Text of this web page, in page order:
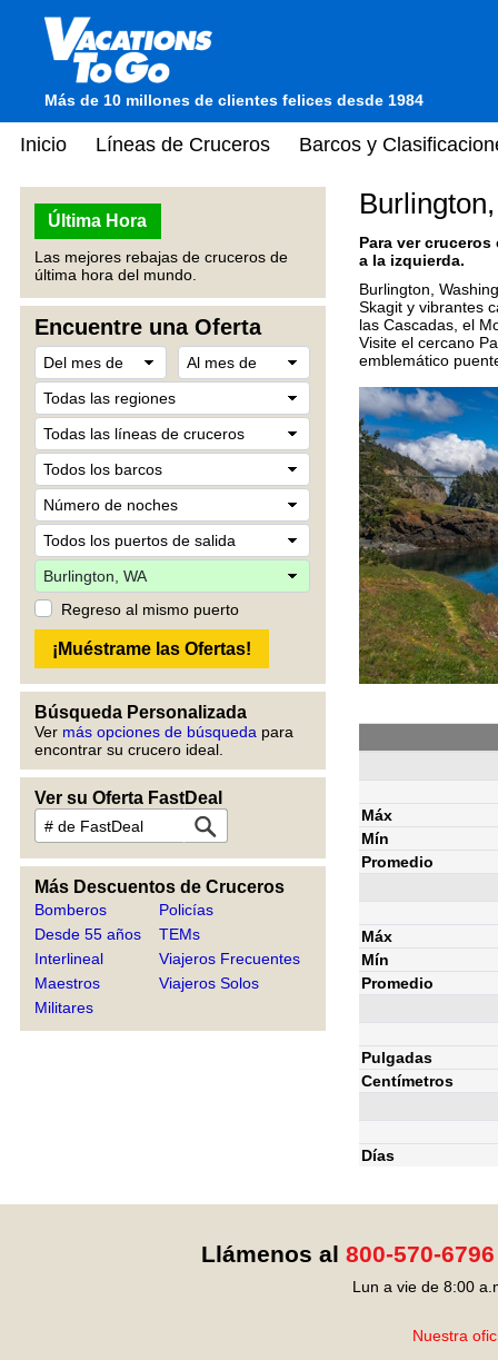
Más de 10 millones de clientes felices desde 1984
Inicio Líneas de Cruceros Barcos y
Última Hora
Las mejores rebajas de cruceros de
última hora del mundo.
Encuentre una Oferta
Regreso al mismo puerto
Búsqueda Personalizada
Ver más opciones de búsqueda para
encontrar su crucero ideal.
Ver su Oferta FastDeal
Más Descuentos de Cruceros
Bomberos
Desde 55 años
Interlineal
Maestros
Militares
Policías
TEMs
Viajeros Frecuentes
Viajeros Solos
Para ver
a la izquierda.
Burlington,
Skagit y vibrantes
las Cascadas, el
Visite el cercano
emblemático
Máx
Mín
Promedio
Máx
Mín
Promedio
Pulgadas
Centímetros
Días
Llámenos al 800-570-6796
Lun a vie de 8:00
Nuestra